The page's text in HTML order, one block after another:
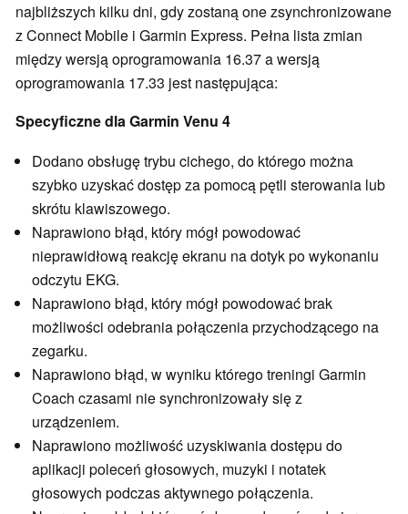
najbliższych kilku dni, gdy zostaną one zsynchronizowane
z Connect Mobile i Garmin Express. Pełna lista zmian
między wersją oprogramowania 16.37 a wersją
oprogramowania 17.33 jest następująca:
Specyficzne dla Garmin Venu 4
Dodano obsługę trybu cichego, do którego można
szybko uzyskać dostęp za pomocą pętli sterowania lub
skrótu klawiszowego.
Naprawiono błąd, który mógł powodować
nieprawidłową reakcję ekranu na dotyk po wykonaniu
odczytu EKG.
Naprawiono błąd, który mógł powodować brak
możliwości odebrania połączenia przychodzącego na
zegarku.
Naprawiono błąd, w wyniku którego treningi Garmin
Coach czasami nie synchronizowały się z
urządzeniem.
Naprawiono możliwość uzyskiwania dostępu do
aplikacji poleceń głosowych, muzyki i notatek
głosowych podczas aktywnego połączenia.